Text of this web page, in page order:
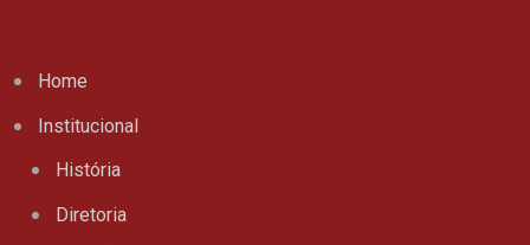
Home
Institucional
História
Diretoria